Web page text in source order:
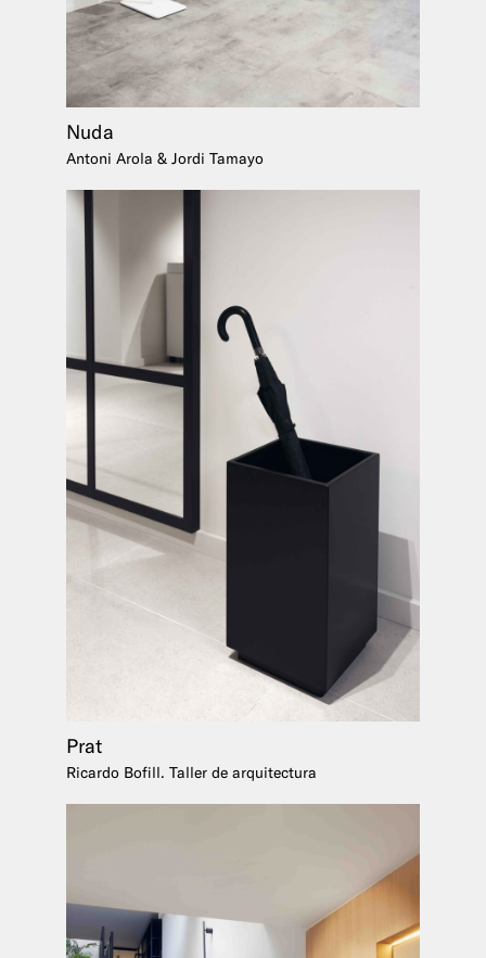
Nuda
Antoni Arola & Jordi Tamayo
Prat
Ricardo Bofill. Taller de arquitectura